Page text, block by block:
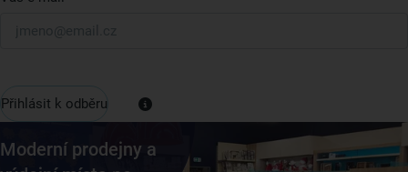
Přihlásit k odběru
Moderní prodejny a